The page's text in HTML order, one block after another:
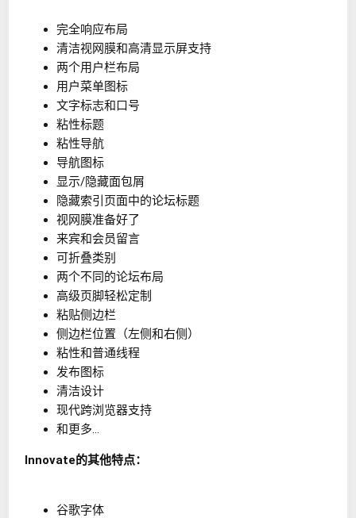
完全响应布局
清洁视网膜和高清显示屏支持
两个用户栏布局
用户菜单图标
文字标志和口号
粘性标题
粘性导航
导航图标
显示/隐藏面包屑
隐藏索引页面中的论坛标题
视网膜准备好了
来宾和会员留言
可折叠类别
两个不同的论坛布局
高级页脚轻松定制
粘贴侧边栏
侧边栏位置（左侧和右侧）
粘性和普通线程
发布图标
清洁设计
现代跨浏览器支持
和更多...
Innovate的其他特点：
谷歌字体